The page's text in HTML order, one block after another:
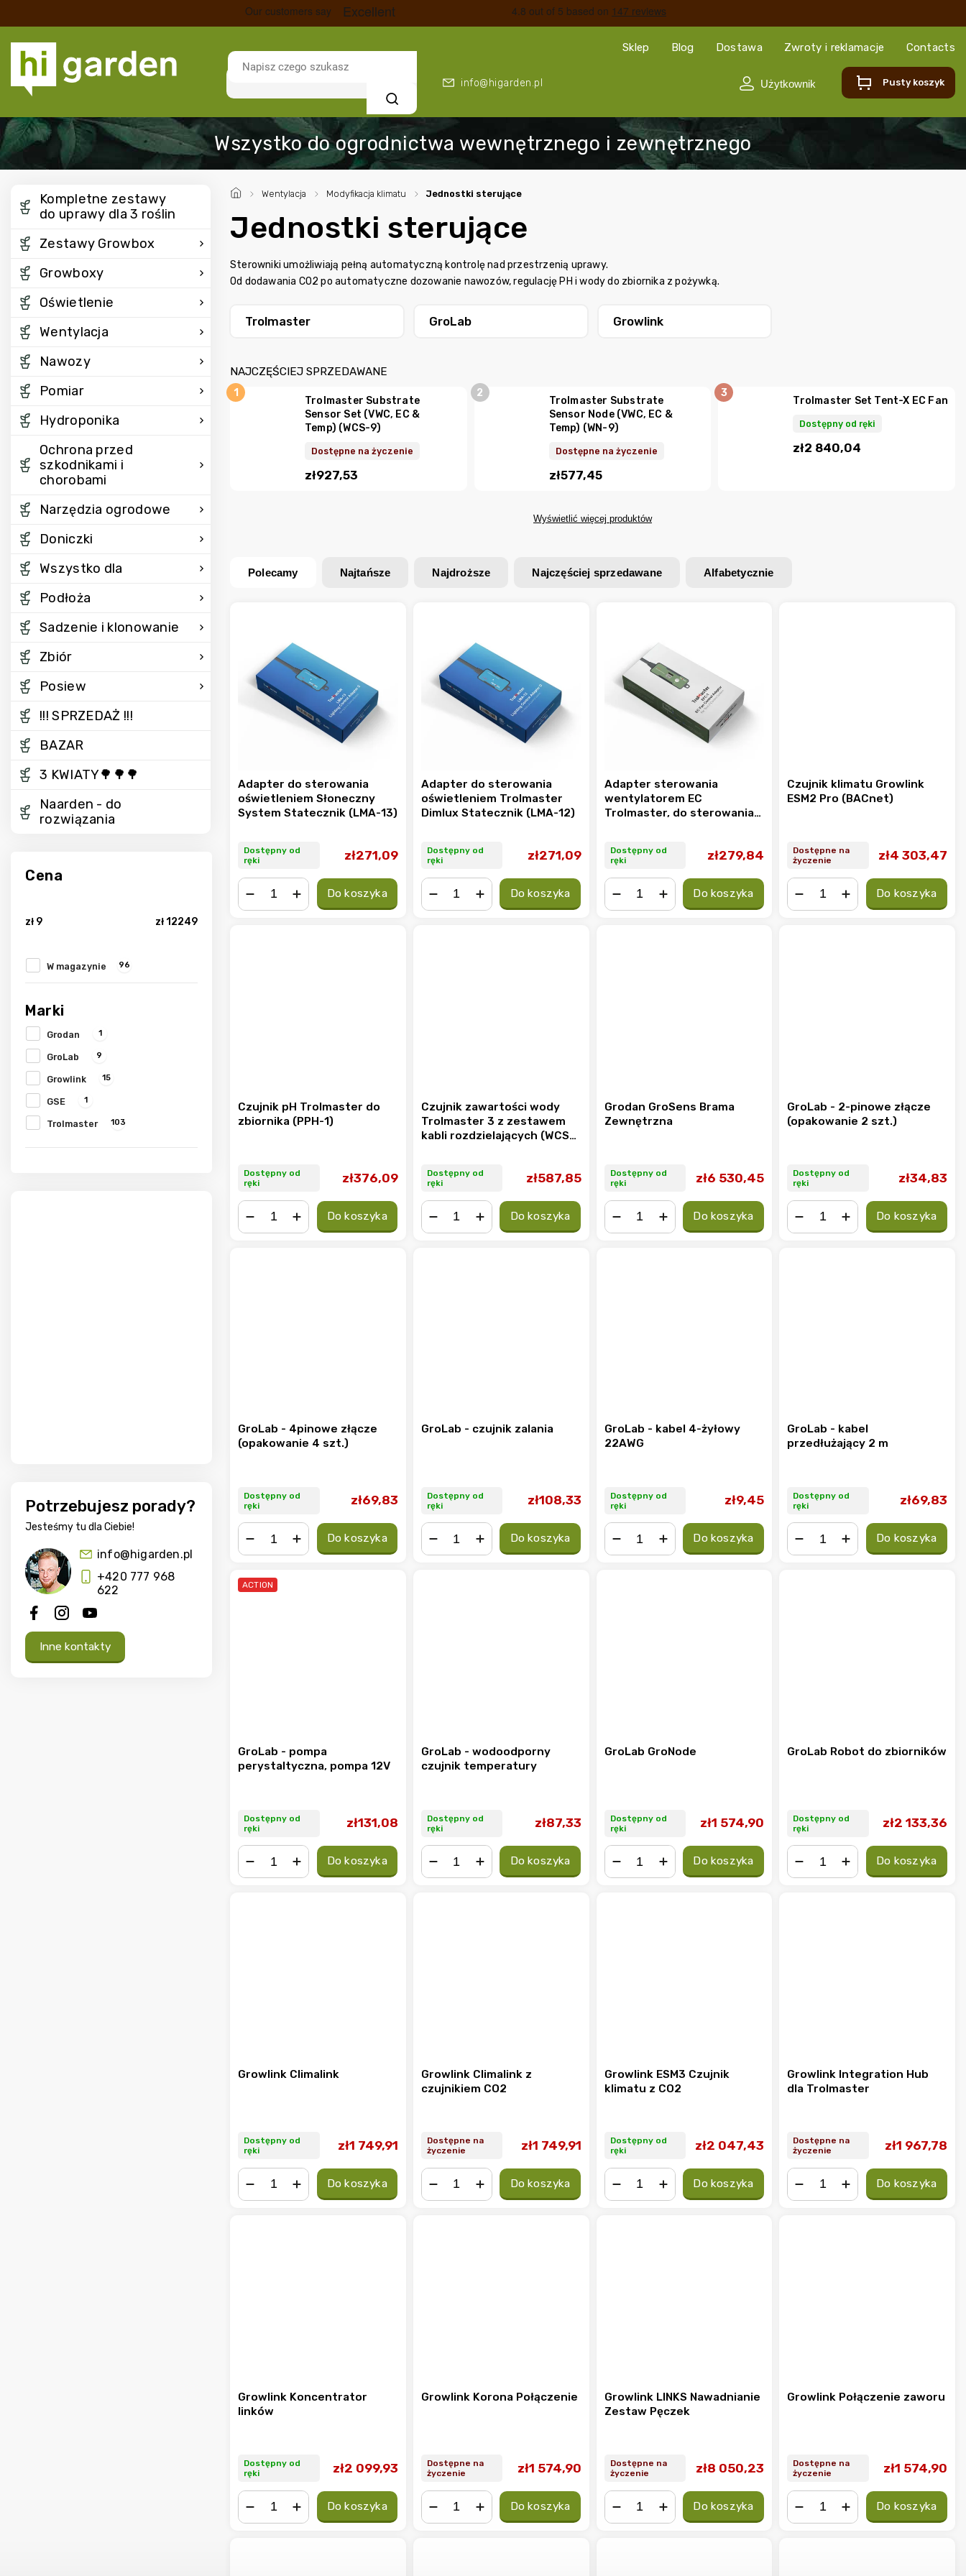
info@higarden.pl
Sklep Blog Dostawa Zwroty i reklamacje Contacts
Szukaj
Pusty koszyk
/ Wentylacja / Modyfikacja klimatu / Jednostki sterujące
Kompletne zestawy
do uprawy dla 3 roślin
Zestawy Growbox
Growboxy
Oświetlenie
Wentylacja
Nawozy
Pomiar
Hydroponika
Ochrona przed
szkodnikami i
chorobami
Narzędzia ogrodowe
Doniczki
Wszystko dla
Podłoża
Sadzenie i klonowanie
Zbiór
Posiew
!!! SPRZEDAŻ !!!
BAZAR
3 KWIATY🌳🌳🌳
Naarden - do
rozwiązania
Cena
zł 9 zł12249
W magazynie 96
Marki
Grodan 1
GroLab 9
Growlink 15
GSE 1
Trolmaster 103
Potrzebujesz porady?
Jesteśmy tu dla Ciebie!
info@higarden.pl
+420 777 968
622
Inne kontakty
Jednostki sterujące
Sterowniki umożliwiają pełną automatyczną kontrolę nad przestrzenią uprawy.
Od dodawania CO2 po automatyczne dozowanie nawozów, regulację PH i wody do zbiornika z pożywką.
Trolmaster GroLab Growlink
NAJCZĘŚCIEJ SPRZEDAWANE
Trolmaster Substrate
Sensor Set (VWC, EC &
Temp) (WCS-9)
Dostępne na życzenie
zł927,53
Trolmaster Substrate
Sensor Node (VWC, EC &
Temp) (WN-9)
Dostępne na życzenie
zł577,45
Trolmaster Set Tent-X EC Fan
Dostępny od ręki
zł2 840,04
Wyświetlić więcej produktów
Polecamy Najtańsze Najdroższe Najczęściej sprzedawane Alfabetycznie
Adapter do sterowania
oświetleniem Słoneczny
System Statecznik (LMA-13)
Dostępny od
ręki
zł271,09
Do koszyka
Adapter do sterowania
oświetleniem Trolmaster
Dimlux Statecznik (LMA-12)
Dostępny od
ręki
zł271,09
Do koszyka
Adapter sterowania
wentylatorem EC
Trolmaster, do sterowania
0-10V (EFC-1)
Dostępny od
ręki
zł279,84
Do koszyka
Czujnik klimatu Growlink
ESM2 Pro (BACnet)
Dostępne na
życzenie
zł4 303,47
Do koszyka
Czujnik pH Trolmaster do
zbiornika (PPH-1)
Dostępny od
ręki
zł376,09
Do koszyka
Czujnik zawartości wody
Trolmaster 3 z zestawem
kabli rozdzielających (WCS-
Dostępny od
ręki
zł587,85
Do koszyka
Grodan GroSens Brama
Zewnętrzna
Dostępny od
ręki
zł6 530,45
Do koszyka
GroLab - 2-pinowe złącze
(opakowanie 2 szt.)
Dostępny od
ręki
zł34,83
Do koszyka
GroLab - 4pinowe złącze
(opakowanie 4 szt.)
Dostępny od
ręki
zł69,83
Do koszyka
GroLab - czujnik zalania
Dostępny od
ręki
zł108,33
Do koszyka
GroLab - kabel 4-żyłowy
22AWG
Dostępny od
ręki
zł9,45
Do koszyka
GroLab - kabel
przedłużający 2 m
Dostępny od
ręki
zł69,83
Do koszyka
ACTION
GroLab - pompa
perystaltyczna, pompa 12V
Dostępny od
ręki
zł131,08
Do koszyka
GroLab - wodoodporny
czujnik temperatury
Dostępny od
ręki
zł87,33
Do koszyka
GroLab GroNode
Dostępny od
ręki
zł1 574,90
Do koszyka
GroLab Robot do zbiorników
Dostępny od
ręki
zł2 133,36
Do koszyka
Growlink Climalink
Dostępny od
ręki
zł1 749,91
Do koszyka
Growlink Climalink z
czujnikiem CO2
Dostępne na
życzenie
zł1 749,91
Do koszyka
Growlink ESM3 Czujnik
klimatu z CO2
Dostępny od
ręki
zł2 047,43
Do koszyka
Growlink Integration Hub
dla Trolmaster
Dostępne na
życzenie
zł1 967,78
Do koszyka
Growlink Koncentrator
linków
Dostępny od
ręki
zł2 099,93
Do koszyka
Growlink Korona Połączenie
Dostępne na
życzenie
zł1 574,90
Do koszyka
Growlink LINKS Nawadnianie
Zestaw Pęczek
Dostępne na
życzenie
zł8 050,23
Do koszyka
Growlink Połączenie zaworu
Dostępne na
życzenie
zł1 574,90
Do koszyka